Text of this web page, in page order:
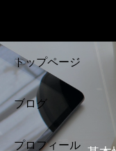
トップページ
ブログ
プロフィール